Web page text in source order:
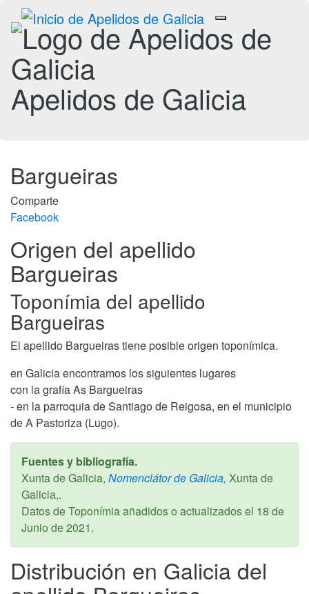
Toggle
navigation
Apelidos de Galicia
Bargueiras
Comparte
Facebook
Origen del apellido
Bargueiras
Toponímia del apellido
Bargueiras
El apellido Bargueiras tiene posible origen toponímica.
en Galicia encontramos los siguientes lugares
con la grafía As Bargueiras
- en la parroquia de Santiago de Reigosa, en el municipio
de A Pastoriza (Lugo).
Fuentes y bibliografía.
Xunta de Galicia, Nomenclátor de Galicia, Xunta de
Galicia,.
Datos de Toponímia añadidos o actualizados el 18 de
Junio de 2021.
Distribución en Galicia del